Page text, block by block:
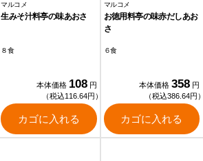
マルコメ
生みそ汁料亭の味あおさ
８食
本体価格 108 円
（税込116.64円）
カゴに入れる
マルコメ
お徳用料亭の味赤だしあお
さ
６食
本体価格 358 円
（税込386.64円
カゴに入れる